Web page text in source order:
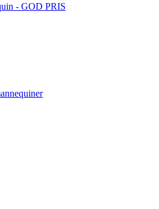
- GOD PRIS